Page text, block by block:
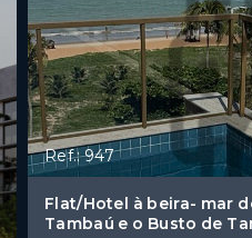
Ref.: 947
Flat/Hotel à beira- mar
Tambaú e o Busto de